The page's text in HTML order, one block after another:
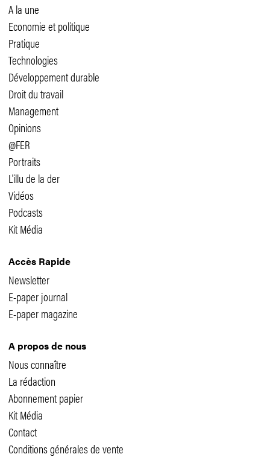
A la une
Economie et politique
Pratique
Technologies
Développement durable
Droit du travail
Management
Opinions
@FER
Portraits
L'illu de la der
Vidéos
Podcasts
Kit Média
Accès Rapide
Newsletter
E-paper journal
E-paper magazine
A propos de nous
Nous connaître
La rédaction
Abonnement papier
Kit Média
Contact
Conditions générales de vente